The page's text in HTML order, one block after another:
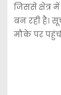
जिससे क्षेत्र
बन रही है।
मौके पर